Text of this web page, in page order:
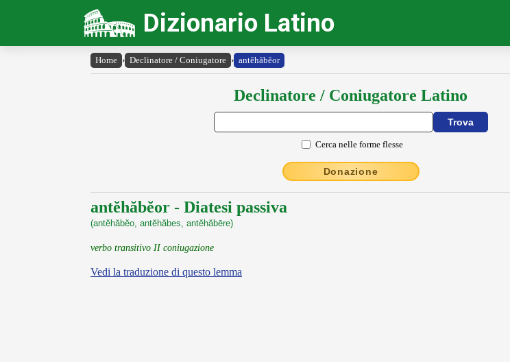
Dizionario Latino
Home › Declinatore / Coniugatore › antĕhăbĕor
Declinatore / Coniugatore Latino
Cerca nelle forme flesse
Donazione
antĕhăbĕor - Diatesi passiva
(antĕhăbĕo, antĕhăbes, antĕhăbēre)
verbo transitivo II coniugazione
Vedi la traduzione di questo lemma